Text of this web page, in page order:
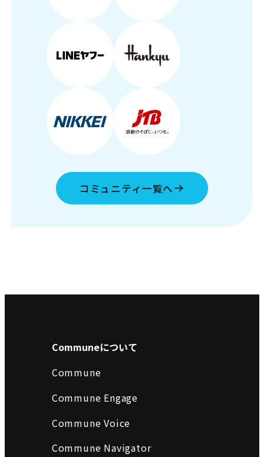
コミュニティ一覧へ
Communeについて
Commune
Commune Engage
Commune Voice
Commune Navigator